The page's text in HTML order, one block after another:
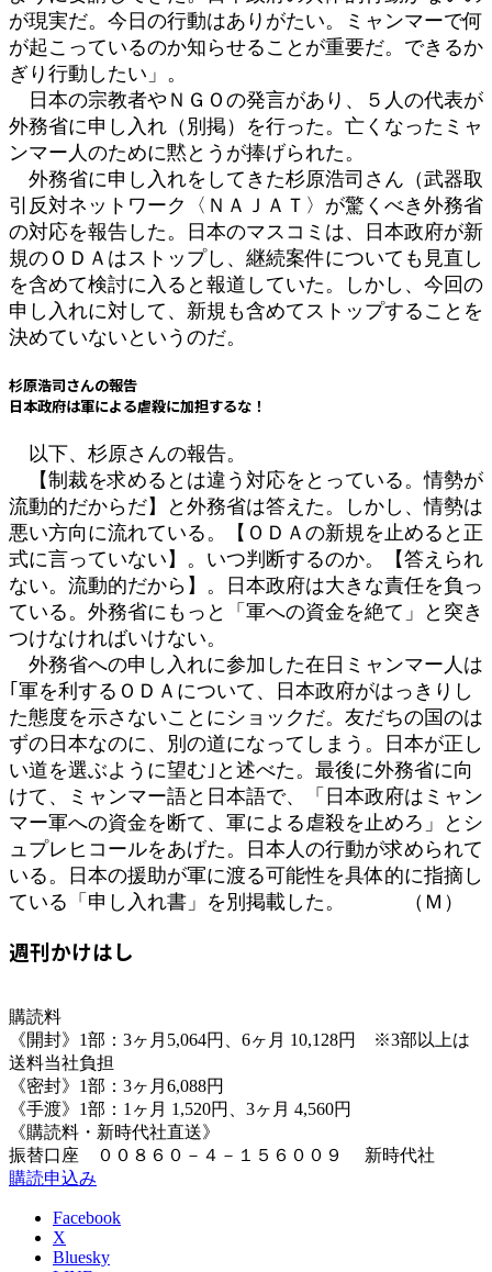
が現実だ。今日の行動はありがたい。ミャンマーで何
が起こっているのか知らせることが重要だ。できるか
ぎり行動したい」。
日本の宗教者やＮＧＯの発言があり、５人の代表が
外務省に申し入れ（別掲）を行った。亡くなったミャ
ンマー人のために黙とうが捧げられた。
外務省に申し入れをしてきた杉原浩司さん（武器取
引反対ネットワーク〈ＮＡＪＡＴ〉が驚くべき外務省
の対応を報告した。日本のマスコミは、日本政府が新
規のＯＤＡはストップし、継続案件についても見直し
を含めて検討に入ると報道していた。しかし、今回の
申し入れに対して、新規も含めてストップすることを
決めていないというのだ。
杉原浩司さんの報告
日本政府は軍による虐殺に加担するな！
以下、杉原さんの報告。
【制裁を求めるとは違う対応をとっている。情勢が
流動的だからだ】と外務省は答えた。しかし、情勢は
悪い方向に流れている。【ＯＤＡの新規を止めると正
式に言っていない】。いつ判断するのか。【答えられ
ない。流動的だから】。日本政府は大きな責任を負っ
ている。外務省にもっと「軍への資金を絶て」と突き
つけなければいけない。
外務省への申し入れに参加した在日ミャンマー人は
｢軍を利するＯＤＡについて、日本政府がはっきりし
た態度を示さないことにショックだ。友だちの国のは
ずの日本なのに、別の道になってしまう。日本が正し
い道を選ぶように望む｣と述べた。最後に外務省に向
けて、ミャンマー語と日本語で、「日本政府はミャン
マー軍への資金を断て、軍による虐殺を止めろ」とシ
ュプレヒコールをあげた。日本人の行動が求められて
いる。日本の援助が軍に渡る可能性を具体的に指摘し
ている「申し入れ書」を別掲載した。 （Ｍ）
週刊かけはし
購読料
《開封》1部：3ヶ月5,064円、6ヶ月 10,128円 ※3部以上は
送料当社負担
《密封》1部：3ヶ月6,088円
《手渡》1部：1ヶ月 1,520円、3ヶ月 4,560円
《購読料・新時代社直送》
振替口座 ００８６０－４－１５６００９ 新時代社
購読申込み
Facebook
X
Bluesky